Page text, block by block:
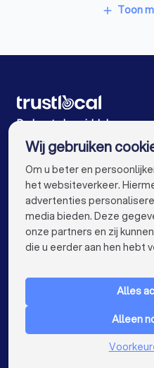
Bemiddelaars in Zonhoven
Bemiddelaars in Brugge
Bemiddelaars in Aalst
Bemiddelaars in Kortrijk
Bemiddelaars in Turnhout
Bemiddelaars in
add Toon
De beste bemiddelaars voor
VOOR PARTICULIEREN
Nederland
Wij gebruiken
Om u beter en
het websiteverkeer.
advertenties
media bieden. Deze
onze partners en zij
die u eerder aan hen hebt
Alles
Alleen